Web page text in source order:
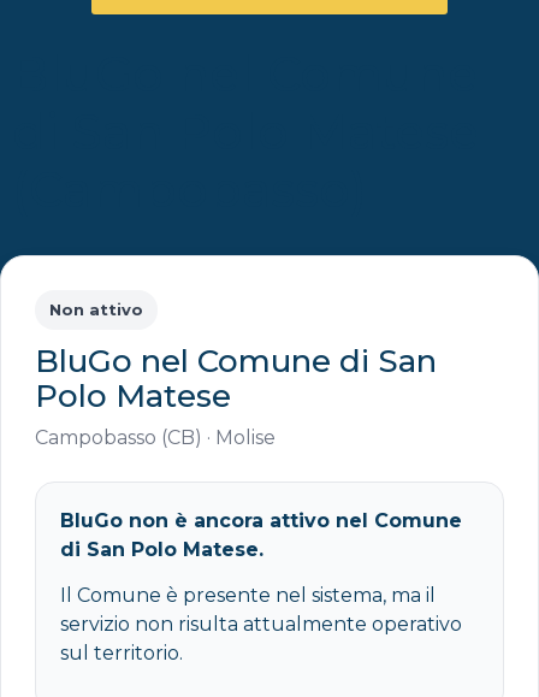
Non attivo
BluGo nel Comune di San
Polo Matese
Campobasso (CB) · Molise
BluGo non è ancora attivo nel Comune
di San Polo Matese.
Il Comune è presente nel sistema, ma il
servizio non risulta attualmente operativo
sul territorio.